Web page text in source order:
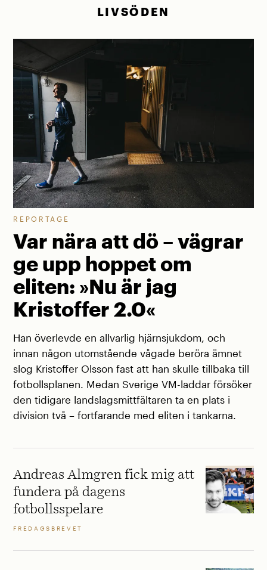
LIVSÖDEN
REPORTAGE
Var nära att dö – vägrar
ge upp hoppet om
eliten: »Nu är jag
Kristoffer 2.0«
Han överlevde en allvarlig hjärnsjukdom, och
innan någon utomstående vågade beröra ämnet
slog Kristoffer Olsson fast att han skulle tillbaka till
fotbollsplanen. Medan Sverige VM-laddar försöker
den tidigare landslagsmittfältaren ta en plats i
division två – fortfarande med eliten i tankarna.
Andreas Almgren fick mig att
fundera på dagens
fotbollsspelare
FREDAGSBREVET